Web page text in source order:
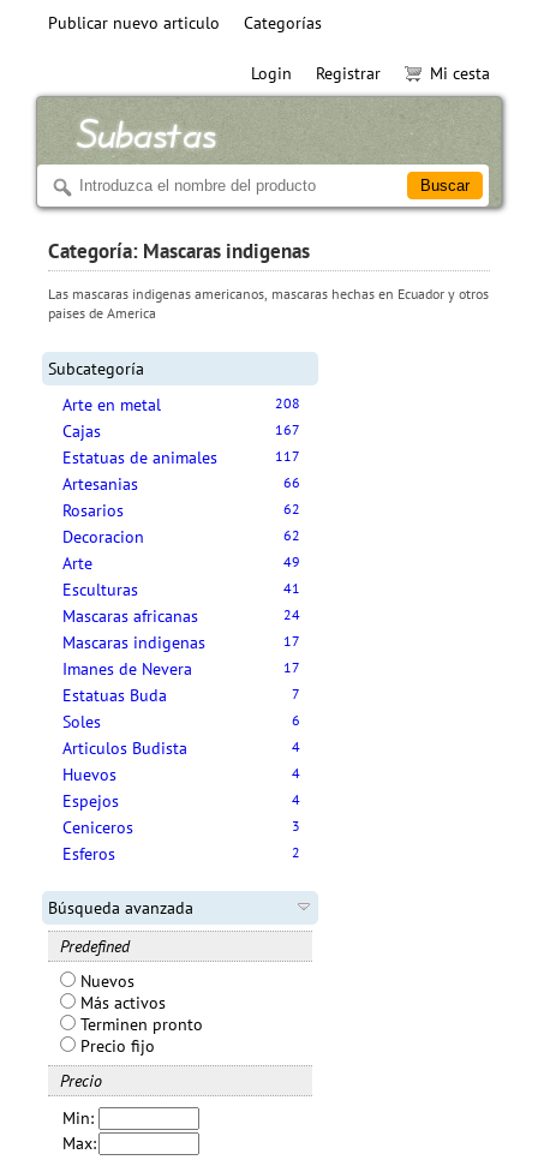
Publicar nuevo articulo Categorías
Login Registrar Mi cesta
Categoría: Mascaras indigenas
Las mascaras indigenas americanos, mascaras hechas en Ecuador y otros
paises de America
Subcategoría
Arte en metal
208
Cajas 167
Estatuas de animales 117
Artesanias 66
Rosarios 62
Decoracion 62
Arte 49
Esculturas 41
Mascaras africanas 24
Mascaras indigenas 17
Imanes de Nevera 17
Estatuas Buda 7
Soles 6
Articulos Budista 4
Huevos 4
Espejos 4
Ceniceros 3
Esferos 2
Búsqueda avanzada
Predefined
Nuevos
Más activos
Terminen pronto
Precio fijo
Precio
Min:
Max: